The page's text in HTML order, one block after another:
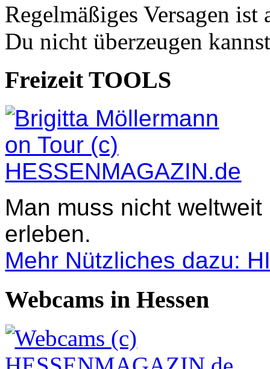
Regelmäßiges Versagen
Du nicht überzeugen
Freizeit TOOLS
Man muss nicht
erleben.
Mehr Nützliches dazu:
Webcams in Hessen